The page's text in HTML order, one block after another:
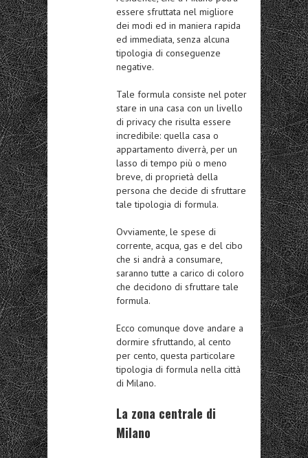
essere sfruttata nel migliore
dei modi ed in maniera rapida
ed immediata, senza alcuna
tipologia di conseguenze
negative.
Tale formula consiste nel poter
stare in una casa con un livello
di privacy che risulta essere
incredibile: quella casa o
appartamento diverrà, per un
lasso di tempo più o meno
breve, di proprietà della
persona che decide di sfruttare
tale tipologia di formula.
Ovviamente, le spese di
corrente, acqua, gas e del cibo
che si andrà a consumare,
saranno tutte a carico di coloro
che decidono di sfruttare tale
formula.
Ecco comunque dove andare a
dormire sfruttando, al cento
per cento, questa particolare
tipologia di formula nella città
di Milano.
La zona centrale di
Milano